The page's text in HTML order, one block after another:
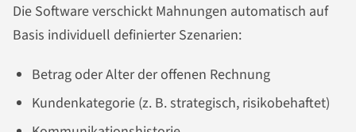
Die Software verschickt Mahnungen automatisch auf
Basis individuell definierter Szenarien:
Betrag oder Alter der offenen Rechnung
Kundenkategorie (z. B. strategisch, risikobehaftet)